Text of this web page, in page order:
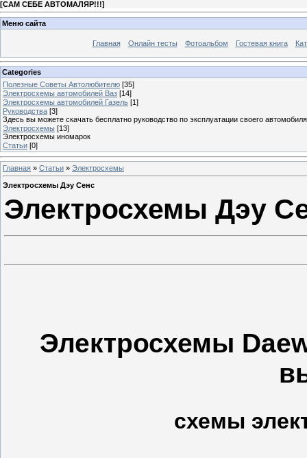
[САМ СЕБЕ АВТОМАЛЯР!!!]
Меню сайта
Главная Онлайн тесты Фотоальбом Гостевая книга
Categories
Полезные Советы Автолюбителю [35]
Электросхемы автомобилей Ваз [14]
Электросхемы автомобилей Газель [1]
Руководства [3]
Здесь вы можете скачать бесплатно руководство по эксплуатации своего автомобиля
Электросхемы [13]
Электросхемы иномарок
Статьи [0]
Главная » Статьи » Электросхемы
Электросхемы Дэу Сенс
Электросхемы Дэу
Электросхемы
схемы